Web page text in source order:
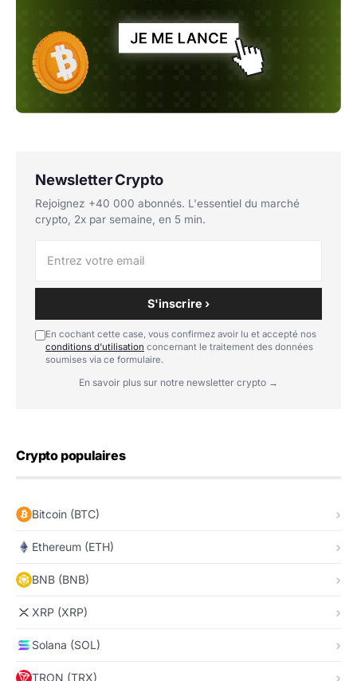
Newsletter Crypto
Rejoignez +40 000 abonnés. L'essentiel du marché
crypto, 2x par semaine, en 5 min.
S'inscrire ›
En cochant cette case, vous confirmez avoir lu et accepté nos
conditions d'utilisation concernant le traitement des données
soumises via ce formulaire.
En savoir plus sur notre newsletter crypto →
Crypto populaires
Bitcoin (BTC)
Ethereum (ETH)
BNB (BNB)
XRP (XRP)
Solana (SOL)
TRON (TRX)